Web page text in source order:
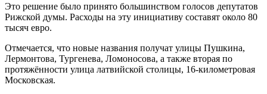
Это решение было принято большинством голосов депутатов
Рижской думы. Расходы на эту инициативу составят около 80
тысяч евро.
Отмечается, что новые названия получат улицы Пушкина,
Лермонтова, Тургенева, Ломоносова, а также вторая по
протяжённости улица латвийской столицы, 16-километровая
Московская.